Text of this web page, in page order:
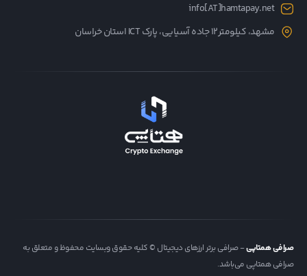
info[AT]hamtapay.net
مشهد، کیلومتر12 جاده آسیایی، پارک ICT استان خراسان
صرافی همتاپی- صرافی برتر ارزهای دیجیتال © کلیه حقوق وبسایت محفوظ و متعلق به
صرافی همتاپی می‌باشد.